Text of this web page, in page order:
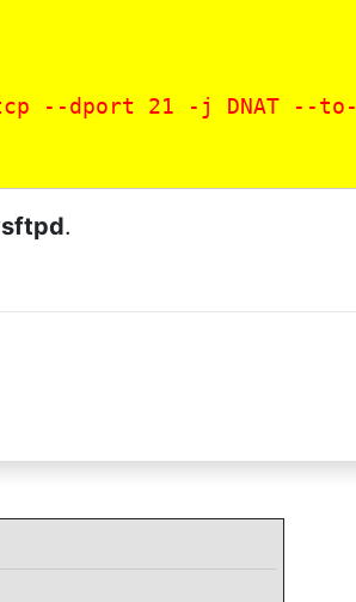
--dport 21 -j DNAT --to-
.